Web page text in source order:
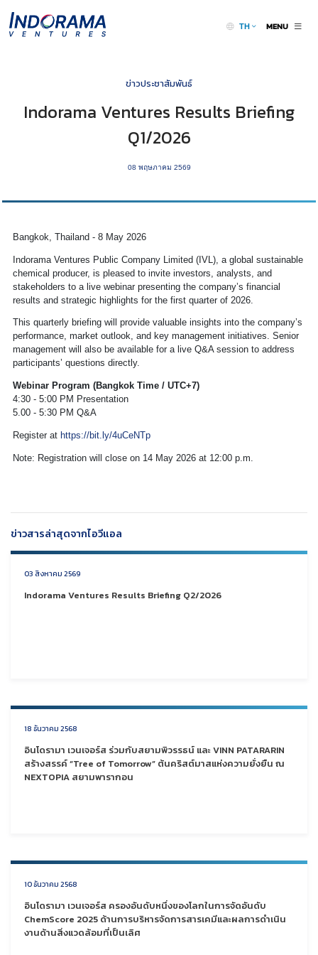
TH MENU
ข่าวประชาสัมพันธ์
Indorama Ventures Results Briefing
Q1/2026
08 พฤษภาคม 2569
Bangkok, Thailand - 8 May 2026
Indorama Ventures Public Company Limited (IVL), a global sustainable
chemical producer, is pleased to invite investors, analysts, and
stakeholders to a live webinar presenting the company’s financial
results and strategic highlights for the first quarter of 2026.
This quarterly briefing will provide valuable insights into the company’s
performance, market outlook, and key management initiatives. Senior
management will also be available for a live Q&A session to address
participants’ questions directly.
Webinar Program (Bangkok Time / UTC+7)
4:30 - 5:00 PM Presentation
5.00 - 5:30 PM Q&A
Register at https://bit.ly/4uCeNTp
Note: Registration will close on 14 May 2026 at 12:00 p.m.
ข่าวสารล่าสุดจากไอวีแอล
03 สิงหาคม 2569
Indorama Ventures Results Briefing Q2/2026
18 ธันวาคม 2568
อินโดรามา เวนเจอร์ส ร่วมกับสยามพิวรรธน์ และ VINN PATARARIN
สร้างสรรค์ “Tree of Tomorrow” ต้นคริสต์มาสแห่งความยั่งยืน ณ
NEXTOPIA สยามพารากอน
10 ธันวาคม 2568
อินโดรามา เวนเจอร์ส ครองอันดับหนึ่งของโลกในการจัดอันดับ
ChemScore 2025 ด้านการบริหารจัดการสารเคมีและผลการดำเนิน
งานด้านสิ่งแวดล้อมที่เป็นเลิศ